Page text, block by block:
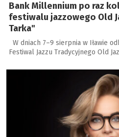
Bank Millennium po raz
festiwalu jazzowego Old
Tarka"
W dniach 7–9 sierpnia w Iławie
Festiwal Jazzu Tradycyjnego Old
a